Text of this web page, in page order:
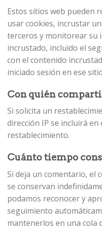
Estos sitios web pueden
usar cookies, incrustar
terceros y monitorear su
incrustado, incluido el
con el contenido
iniciado sesión en ese
Con quién
Si solicita un
dirección IP se incluirá
restablecimiento.
Cuánto tiempo
Si deja un comentario, el
se conservan
podamos reconocer y
seguimiento
mantenerlos en una cola